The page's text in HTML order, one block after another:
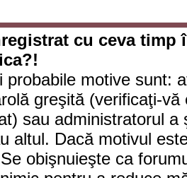
cu ceva timp
probabile motive sunt:
greşită (verificaţi-
sau administratorul
altul. Dacă motivul
obişnuieşte ca